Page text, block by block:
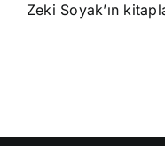
Zeki Soyak’ın